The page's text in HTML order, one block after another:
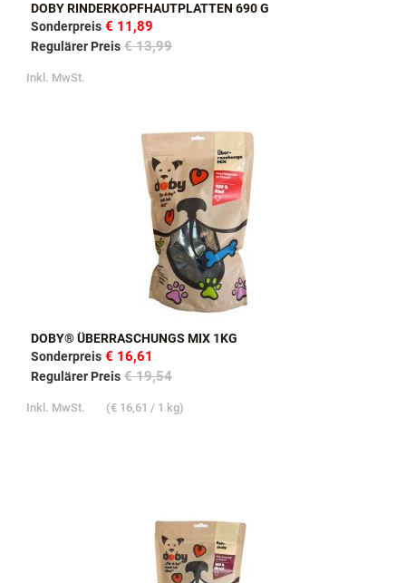
DOBY RINDERKOPFHAUTPLATTEN 690 G
Sonderpreis € 11,89
Regulärer Preis € 13,99
Inkl. MwSt.
DOBY® ÜBERRASCHUNGS MIX 1KG
Sonderpreis € 16,61
Regulärer Preis € 19,54
Inkl. MwSt. (€ 16,61 / 1 kg)